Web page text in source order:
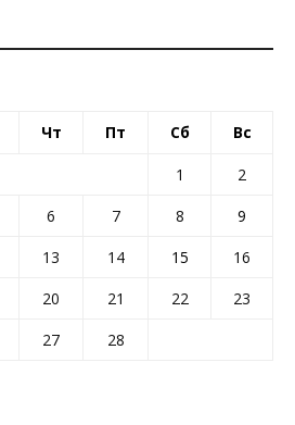
Чт Пт Сб Вс
1
2
6 7 8
9
13 14 15
16
20 21 22
23
27
28